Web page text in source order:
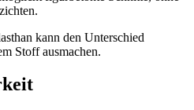
kann den Unterschied
Stoff ausmachen.